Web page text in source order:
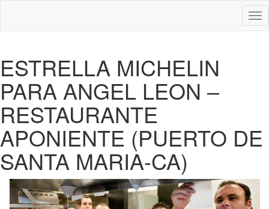
ESTRELLA MICHELIN
PARA ANGEL LEON –
RESTAURANTE
APONIENTE (PUERTO DE
SANTA MARIA-CA)